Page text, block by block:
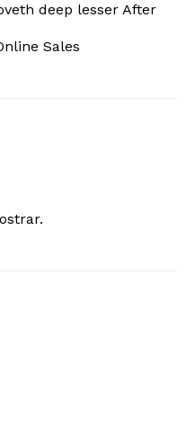
deep lesser After
Sales